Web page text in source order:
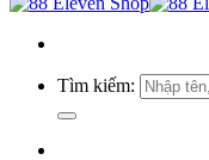
Tìm kiếm: